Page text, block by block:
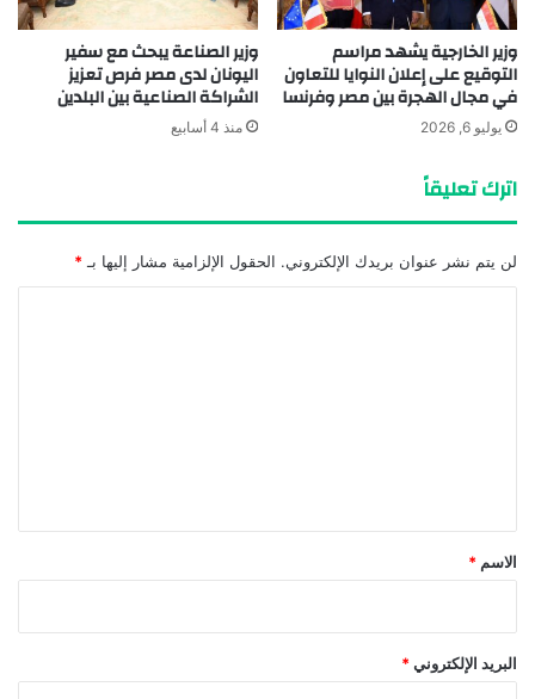
وزير الخارجية يشهد مراسم
التوقيع على إعلان النوايا للتعاون
في مجال الهجرة بين مصر وفرنسا
يوليو 6, 2026
وزير الصناعة يبحث مع سفير
اليونان لدى مصر فرص تعزيز
الشراكة الصناعية بين البلدين
منذ 4 أسابيع
اترك تعليقاً
لن يتم نشر عنوان بريدك الإلكتروني. الحقول الإلزامية مشار إليها بـ *
*
الاسم *
البريد الإلكتروني *